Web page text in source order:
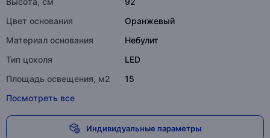
Цвет основания
Оранжевый
Материал основания
Небулит
Тип цоколя
LED
Площадь освещения, м2
15
Посмотреть все
Индивидуальные параметры